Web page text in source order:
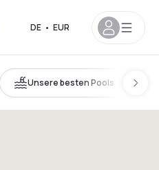
DE • EUR
Unsere besten Pools